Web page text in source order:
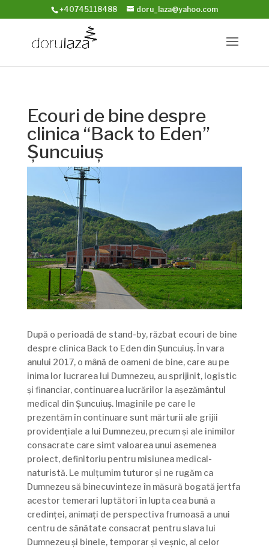
+40745118488 doru_laza@yahoo.com
Ecouri de bine despre
clinica “Back to Eden”
Șuncuiuș
După o perioadă de stand-by, răzbat ecouri de bine
despre clinica Back to Eden din Șuncuiuș. În vara
anului 2017, o mână de oameni de bine, care au pe
inima lor lucrarea lui Dumnezeu, au sprijinit, logistic
și financiar, continuarea lucrărilor la așezământul
medical din Șuncuiuș. Imaginile pe care le
prezentăm în continuare sunt mărturii ale grijii
providențiale a lui Dumnezeu, precum și ale inimilor
consacrate care simt valoarea unui asemenea
proiect, definitoriu pentru misiunea medical-
naturistă. Le mulțumim tuturor și ne rugăm ca
Dumnezeu să binecuvinteze în măsură bogată jertfa
acestor temerari luptători în lupta cea bună a
credinței, animați de perspectiva frumoasă a unui
centru de sănătate consacrat pentru slava lui
Dumnezeu și binele, temporar și veșnic, al celor